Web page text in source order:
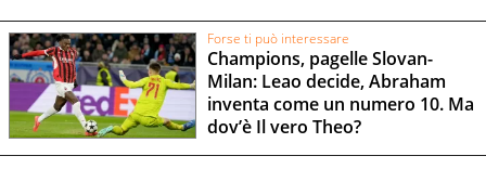
Forse ti può interessare
Champions, pagelle Slovan-
Milan: Leao decide, Abraham
inventa come un numero 10. Ma
dov’è Il vero Theo?